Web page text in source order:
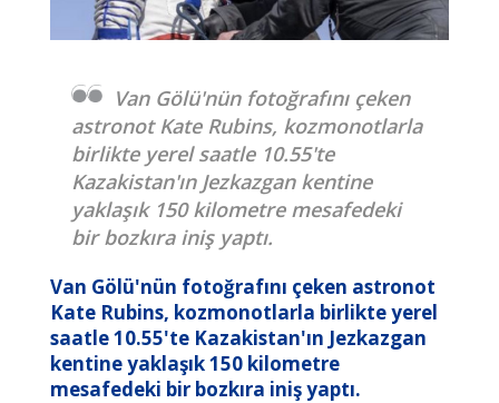
Van Gölü'nün fotoğrafını çeken
astronot Kate Rubins, kozmonotlarla
birlikte yerel saatle 10.55'te
Kazakistan'ın Jezkazgan kentine
yaklaşık 150 kilometre mesafedeki
bir bozkıra iniş yaptı.
Van Gölü'nün fotoğrafını çeken astronot
Kate Rubins, kozmonotlarla birlikte yerel
saatle 10.55'te Kazakistan'ın Jezkazgan
kentine yaklaşık 150 kilometre
mesafedeki bir bozkıra iniş yaptı.